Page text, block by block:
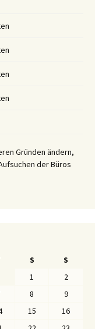
Gründen ändern,
der Büros
S
S
1
2
8
9
15
16